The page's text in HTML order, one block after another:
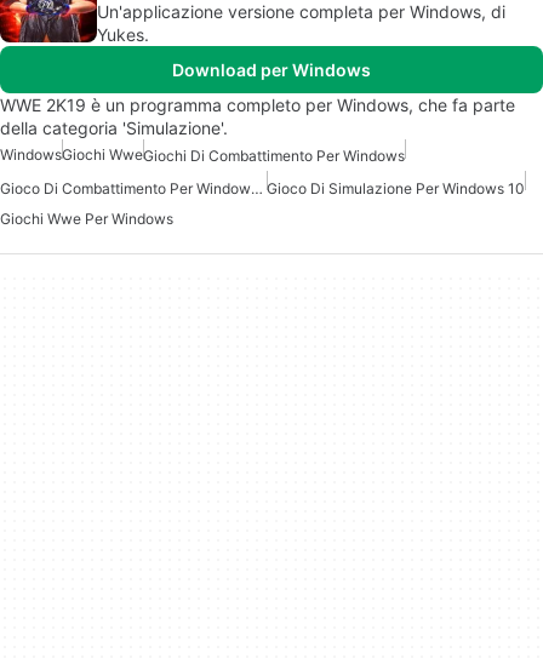
Un'applicazione versione completa per Windows, di
Yukes.
Download per Windows
WWE 2K19 è un programma completo per Windows, che fa parte
della categoria 'Simulazione'.
WindowsGiochi WweGiochi Di Combattimento Per Windows
Gioco Di Combattimento Per Windows 7 Gioco Di Simulazione Per Windows 10
Giochi Wwe Per Windows